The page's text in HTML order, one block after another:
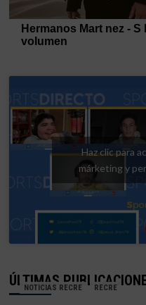
Haz clic para
márketing y
ÚLTIMAS
NOTICIAS RECRE RECRE